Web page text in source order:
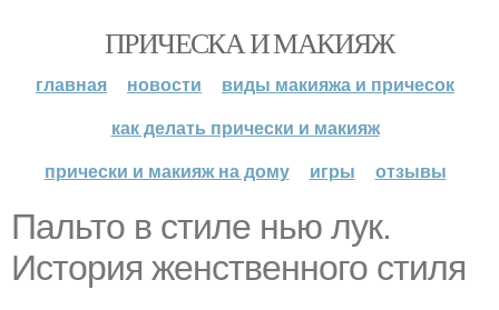
ПРИЧЕСКА И МАКИЯЖ
главная новости
виды макияжа и причесок
как делать прически и макияж
прически и макияж на дому
игры отзывы
Пальто в стиле нью лук.
История женственного стиля